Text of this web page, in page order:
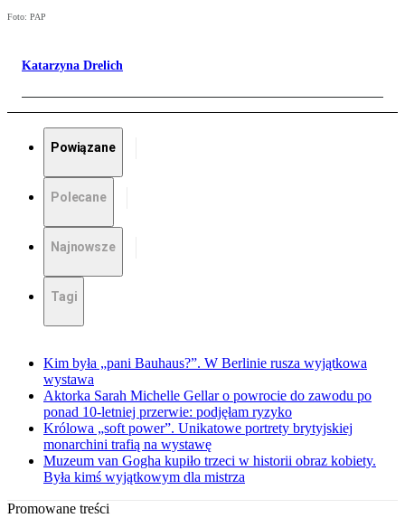
Foto: PAP
Katarzyna Drelich
Powiązane
Polecane
Najnowsze
Tagi
Kim była „pani Bauhaus?”. W Berlinie rusza wyjątkowa
wystawa
Aktorka Sarah Michelle Gellar o powrocie do zawodu po
ponad 10-letniej przerwie: podjęłam ryzyko
Królowa „soft power”. Unikatowe portrety brytyjskiej
monarchini trafią na wystawę
Muzeum van Gogha kupiło trzeci w historii obraz kobiety.
Była kimś wyjątkowym dla mistrza
Promowane treści